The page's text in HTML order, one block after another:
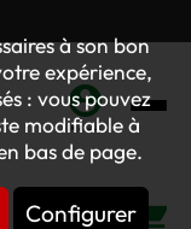
à son bon
expérience,
: vous pouvez
modifiable à
bas de page.
Configurer
Mon
compte